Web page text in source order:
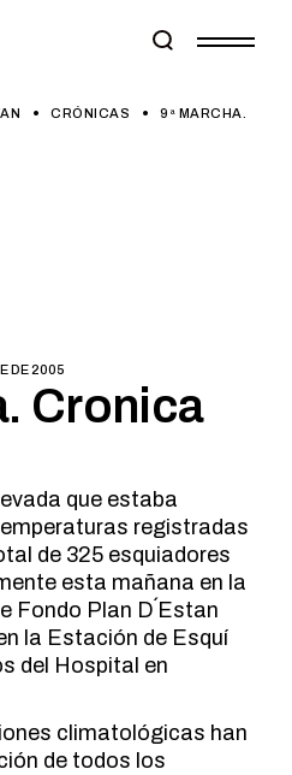
CRÓNICAS
9ª MARCHA.
DE 2005
Cronica
que estaba
registradas
de 325 esquiadores
esta mañana en la
Fondo Plan D´Estan
la Estación de Esquí
del Hospital en
climatológicas han
de todos los